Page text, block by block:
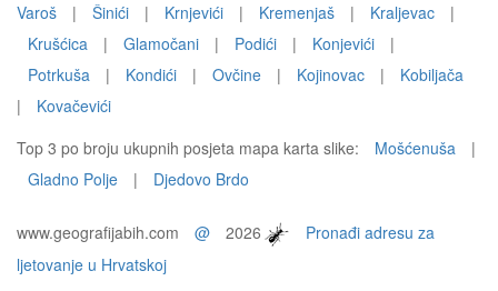
Varoš
| Šinići | Krnjevići | Kremenjaš | Kraljevac
|
Krušćica
| Glamočani | Podići | Konjevići
|
Potrkuša
| Kondići | Ovčine | Kojinovac |
Kobiljača
|
Kovačevići
Top 3 po broju ukupnih posjeta mapa karta slike:
Mošćenuša
|
Gladno Polje
| Djedovo Brdo
www.geografijabih.com @ 2026
Pronađi adresu za
ljetovanje u Hrvatskoj